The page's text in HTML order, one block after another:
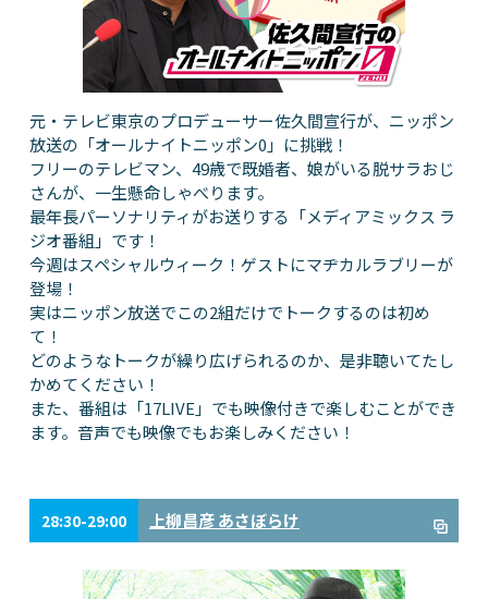
元・テレビ東京のプロデューサー佐久間宣行が、ニッポン
放送の「オールナイトニッポン0」に挑戦！
フリーのテレビマン、49歳で既婚者、娘がいる脱サラおじ
さんが、一生懸命しゃべります。
最年長パーソナリティがお送りする「メディアミックス ラ
ジオ番組」です！
今週はスペシャルウィーク！ゲストにマヂカルラブリーが
登場！
実はニッポン放送でこの2組だけでトークするのは初め
て！
どのようなトークが繰り広げられるのか、是非聴いてたし
かめてください！
また、番組は「17LIVE」でも映像付きで楽しむことができ
ます。音声でも映像でもお楽しみください！
28:30-29:00 上柳昌彦 あさぼらけ